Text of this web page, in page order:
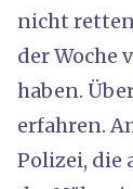
nicht
der Woche
haben.
erfahren.
Polizei, die